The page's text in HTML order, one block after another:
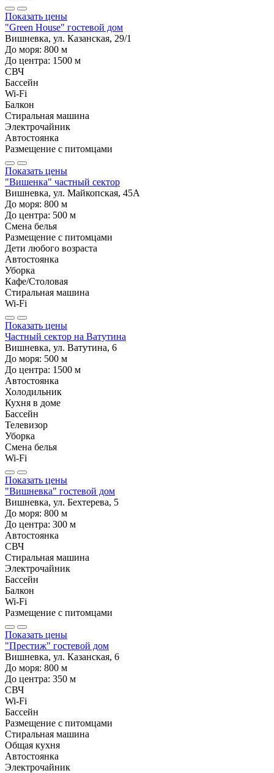
Показать цены
"Green House" гостевой дом
Вишневка, ул. Казанская, 29/1
До моря: 800 м
До центра: 1500 м
СВЧ
Бассейн
Wi-Fi
Балкон
Стиральная машина
Электрочайник
Автостоянка
Размещение с питомцами
Показать цены
"Вишенка" частный сектор
Вишневка, ул. Майкопская, 45А
До моря: 800 м
До центра: 500 м
Смена белья
Размещение с питомцами
Дети любого возраста
Автостоянка
Уборка
Кафе/Столовая
Стиральная машина
Wi-Fi
Показать цены
Частный сектор на Ватутина
Вишневка, ул. Ватутина, 6
До моря: 500 м
До центра: 1500 м
Автостоянка
Холодильник
Кухня в доме
Бассейн
Телевизор
Уборка
Смена белья
Wi-Fi
Показать цены
"Вишневка" гостевой дом
Вишневка, ул. Бехтерева, 5
До моря: 800 м
До центра: 300 м
Автостоянка
СВЧ
Стиральная машина
Электрочайник
Бассейн
Балкон
Wi-Fi
Размещение с питомцами
Показать цены
"Престиж" гостевой дом
Вишневка, ул. Казанская, 6
До моря: 800 м
До центра: 350 м
СВЧ
Wi-Fi
Бассейн
Размещение с питомцами
Стиральная машина
Общая кухня
Автостоянка
Электрочайник